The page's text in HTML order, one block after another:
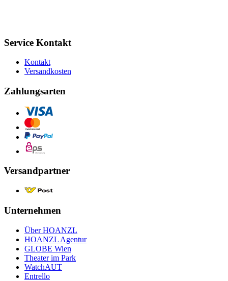
Service Kontakt
Kontakt
Versandkosten
Zahlungsarten
Versandpartner
Unternehmen
Über HOANZL
HOANZL Agentur
GLOBE Wien
Theater im Park
WatchAUT
Entrello